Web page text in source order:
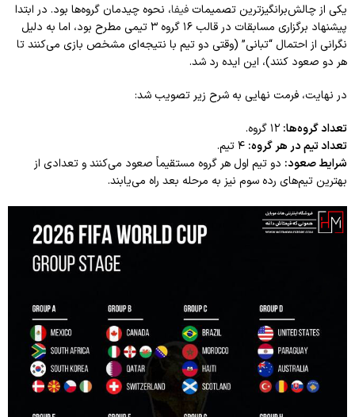
یکی از چالش‌برانگیزترین تصمیمات فیفا، نحوه چیدمان گروه‌ها بود. در ابتدا
پیشنهاد برگزاری مسابقات در قالب ۱۶ گروه ۳ تیمی مطرح بود، اما به دلیل
نگرانی از احتمال “تبانی” (وقتی دو تیم با نتیجه‌ای مشخص بازی می‌کنند تا
هر دو صعود کنند)، این ایده رد شد.
در نهایت، فرمت نهایی به شرح زیر تصویب شد:
تعداد گروه‌ها:
تعداد تیم در هر گروه:
شرایط صعود: دو تیم اول هر گروه مستقیماً صعود می‌کنند و تعدادی از
بهترین تیم‌های رده سوم نیز به مرحله بعد راه می‌یابند.